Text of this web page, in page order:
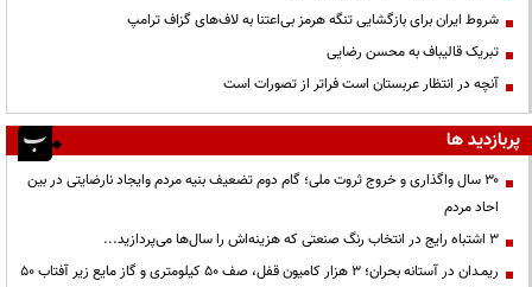
شروط ایران برای بازگشایی تنگه هرمز بی‌اعتنا به لاف‌های گزاف ترامپ
تبریک قالیباف به محسن رضایی
آنچه در انتظار عربستان است فراتر از تصورات است
پربازدید ها
۳۰ سال واگذاری و خروج ثروت ملی؛ گام دوم تضعیف بنیه مردم وایجاد نارضایتی در بین
احاد مردم
3 اشتباه رایج در انتخاب رنگ صنعتی که هزینه‌اش را سال‌ها می‌پردازید...
ریمـدان در آستانه بحران؛ ۳ هزار کامیون قفل، صف ۵۰ کیلومتری و گاز مایع زیر آفتاب ۵۰